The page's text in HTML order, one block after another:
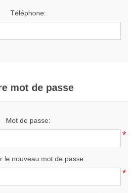
Téléphone:
mot de passe
Mot de passe:
*
le nouveau mot de passe:
*